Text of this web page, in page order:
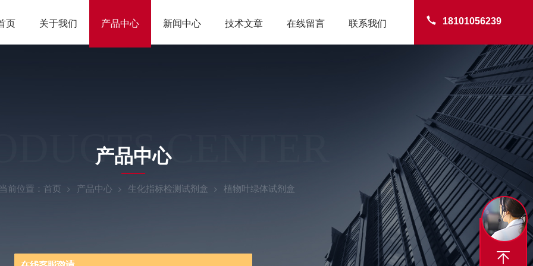
18101056239
页 关于我们 产品中心 新闻中心 技术文章 在线留言 联系我们
CENTER
产品中心
前位置： 首页 产品中心 生化指标检测试剂盒 植物叶绿体试剂盒